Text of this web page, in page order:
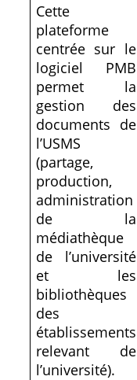
Cette
plateforme
centrée sur le
logiciel PMB
permet la
gestion des
documents de
l’USMS
(partage,
production,
administration
de la
médiathèque
de l’université
et les
bibliothèques
des
établissements
relevant de
l’université).